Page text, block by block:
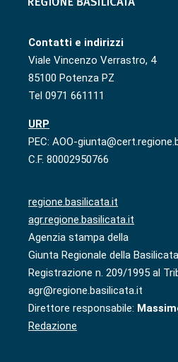
Contatti e indirizzi
Viale Vincenzo Verrastro, 4
85100 Potenza PZ
Tel 0971 661111
URP
PEC: AOO-
C.F. 80002950766
regione.basilicata.it
agr.regione.basilicata.it
Agenzia stampa della
Giunta Regionale della Basilicata
Registrazione n. 209/1995 al
agr@regione.basilicata.it
Direttore responsabile:
Redazione